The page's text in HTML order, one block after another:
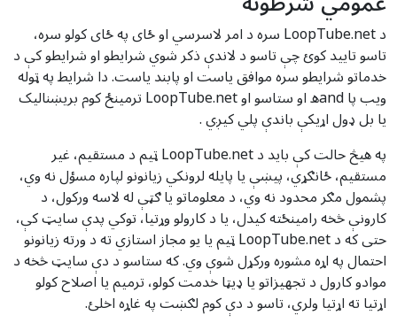
د LoopTube.net سره د امر لاسرسي او ځای په ځای کولو سره،
تاسو تایید کوئ چې تاسو د لاندې ذکر شوي شرایطو او شرایطو کې د
خدماتو شرایطو سره موافق یاست او پابند یاست. دا شرایط په ټوله
ویب پا andه او ستاسو او LoopTube.net ترمینځ کوم بریښنالیک
یا بل ډول اړیکې باندې پلي کیږي .
په هیڅ حالت کې باید د LoopTube.net ټیم د مستقیم، غیر
مستقیم، ځانګړي، پیښې یا پایله لرونکي زیانونو لپاره مسؤل نه وي،
پشمول مګر محدود نه وي، د معلوماتو یا ګټې له لاسه ورکول، د
کارونې څخه رامینځته کیدل، یا د کارولو وړتیا، توکي پدې سایټ کې،
حتی که د LoopTube.net ټیم یا یو مجاز استازي ته د ورته زیانونو
احتمال په اړه مشوره ورکړل شوې وي. که ستاسو د دې سایټ څخه د
موادو کارول د تجهیزاتو یا ډیټا خدمت کولو، ترمیم یا اصلاح کولو
اړتیا ته اړتیا ولري، تاسو د دې کوم لګښت په غاړه اخلئ.